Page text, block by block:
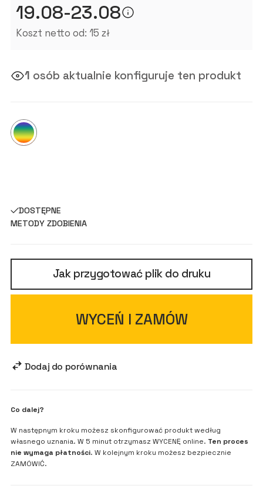
19.08-23.08
Koszt netto od: 15 zł
1 osób aktualnie konfiguruje ten produkt
DOSTĘPNE
METODY ZDOBIENIA
Jak przygotować plik do druku
WYCEŃ I ZAMÓW
Dodaj do porównania
Co dalej?
W następnym kroku możesz skonfigurować produkt według
własnego uznania. W 5 minut otrzymasz WYCENĘ online. Ten proces
nie wymaga płatności. W kolejnym kroku możesz bezpiecznie
ZAMÓWIĆ.